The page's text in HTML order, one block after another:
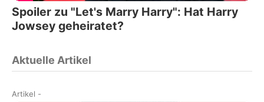
Spoiler zu "Let's Marry Harry": Hat Harry
Jowsey geheiratet?
Aktuelle Artikel
Artikel -